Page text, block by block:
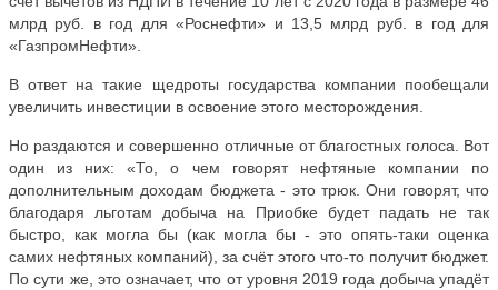
млрд руб. в год для «Роснефти» и 13,5 млрд руб. в год для
«ГазпромНефти».
В ответ на такие щедроты государства компании пообещали
увеличить инвестиции в освоение этого месторождения.
Но раздаются и совершенно отличные от благостных голоса. Вот
один из них: «То, о чем говорят нефтяные компании по
дополнительным доходам бюджета - это трюк. Они говорят, что
благодаря льготам добыча на Приобке будет падать не так
быстро, как могла бы (как могла бы - это опять-таки оценка
самих нефтяных компаний), за счёт этого что-то получит бюджет.
По сути же, это означает, что от уровня 2019 года добыча упадёт